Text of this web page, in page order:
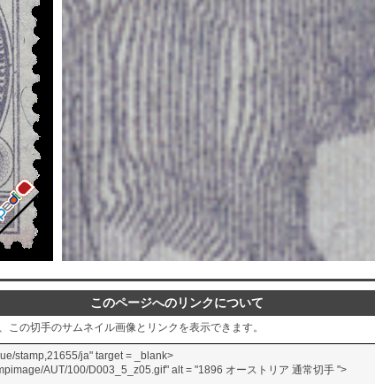
このページへのリンクについて
の切手のサムネイル画像とリンクを表示できます。